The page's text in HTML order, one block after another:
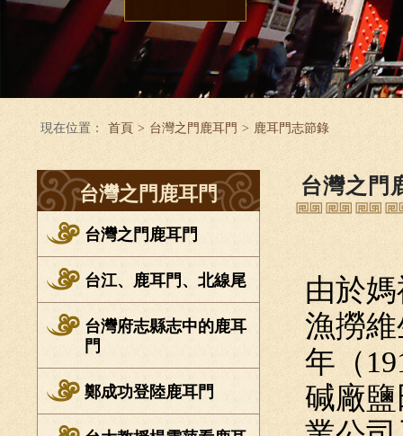
現在位置： 首頁 > 台灣之門鹿耳門 > 鹿耳門志節錄
台灣之門鹿耳門
台灣之門鹿耳門
台江、鹿耳門、北線尾
台灣府志縣志中的鹿耳
門
鄭成功登陸鹿耳門
台灣之門
由於
漁撈
年（
碱廠